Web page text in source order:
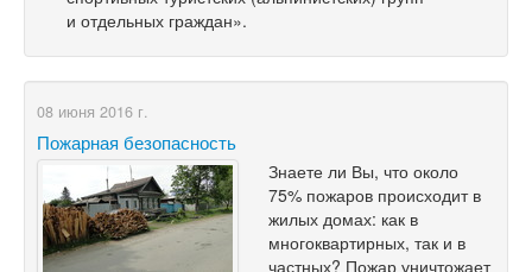
и отдельных граждан».
08 июня 2016 г.
Пожарная безопасность
Знаете ли Вы, что около
75% пожаров происходит в
жилых домах: как в
многоквартирных, так и в
частных? Пожар уничтожает